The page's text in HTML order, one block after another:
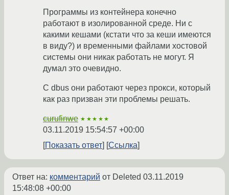
Программы из контейнера конечно
работают в изолированной среде. Ни с
какими кешами (кстати что за кеши имеются
в виду?) и временными файлами хостовой
системы они никак работать не могут. Я
думал это очевидно.
С dbus они работают через прокси, который
как раз призван эти проблемы решать.
curufinwe ★★★★★
03.11.2019 15:54:57 +00:00
Показать ответ
Ссылка
Ответ на: комментарий от Deleted 03.11.2019
15:48:08 +00:00